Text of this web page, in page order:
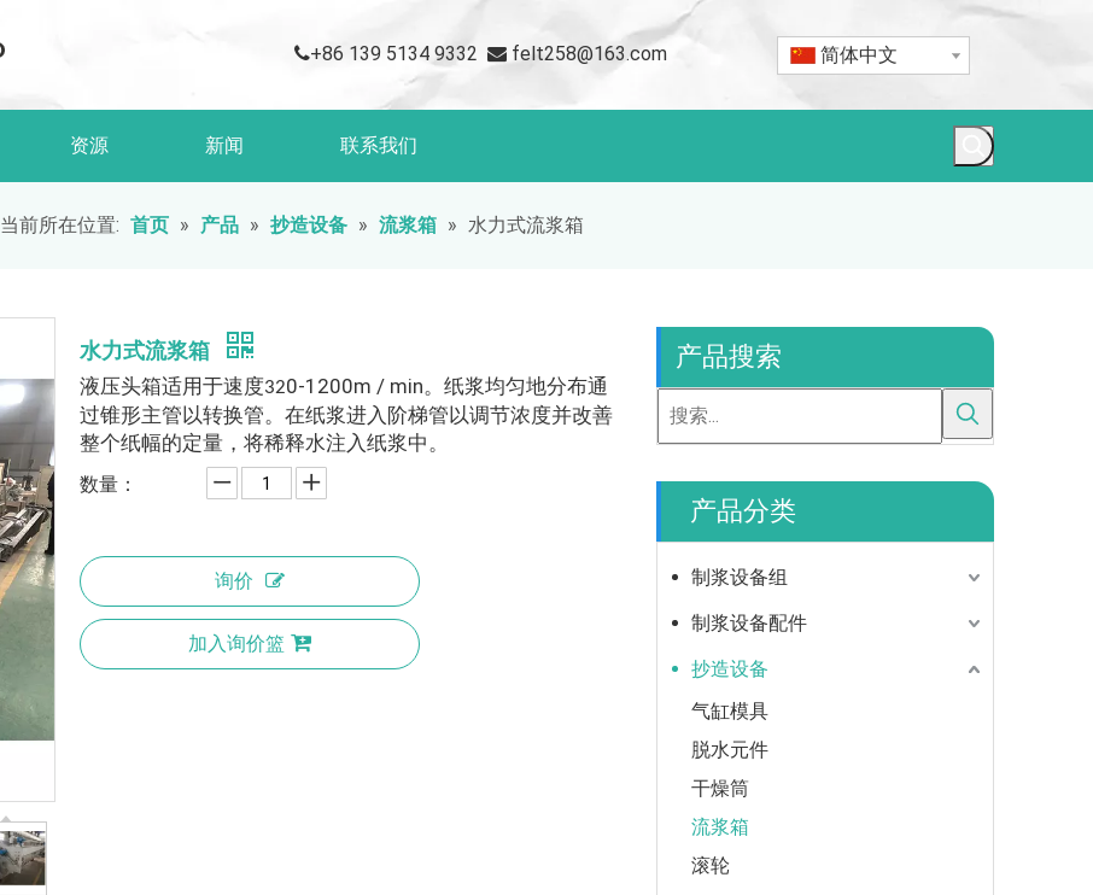
+86 139 5134 9332  felt258@163.com 简体中文
资源 新闻 联系我们
当前所在位置: 首页 » 产品 » 抄造设备 » 流浆箱 » 水力式流浆箱
水力式流浆箱
液压头箱适用于速度320-1200m / min。纸浆均匀地分布通
过锥形主管以转换管。在纸浆进入阶梯管以调节浓度并改善
整个纸幅的定量，将稀释水注入纸浆中。
数量：
询价
加入询价篮
产品搜索
产品分类
制浆设备组
制浆设备配件
抄造设备
气缸模具
脱水元件
干燥筒
流浆箱
滚轮